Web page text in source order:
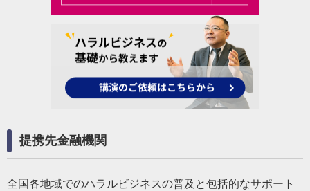
提携先金融機関
全国各地域でのハラルビジネスの普及と包括的なサポート